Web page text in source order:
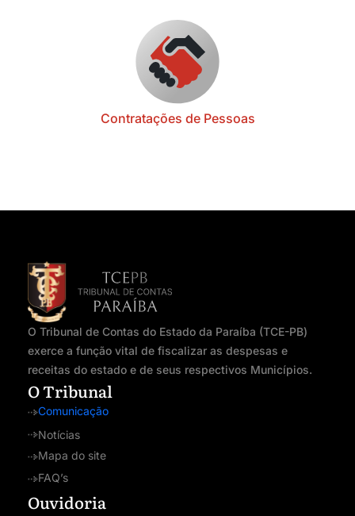
Contratações de Pessoas
O Tribunal de Contas do Estado da Paraíba (TCE-PB)
exerce a função vital de fiscalizar as despesas e
receitas do estado e de seus respectivos Municípios.
O Tribunal
Comunicação
Notícias
Mapa do site
FAQ’s
Ouvidoria